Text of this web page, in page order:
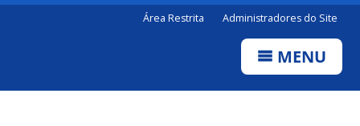
Área Restrita Administradores do Site
MENU